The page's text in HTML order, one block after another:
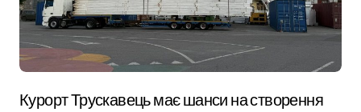
Курорт Трускавець має шанси на створення